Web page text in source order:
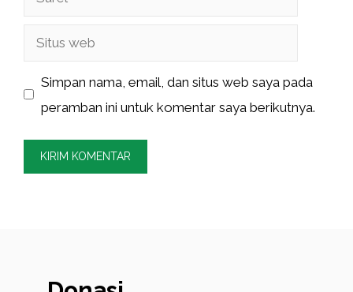
Situs
Simpan nama, email, dan situs web saya pada
peramban ini untuk komentar saya berikutnya.